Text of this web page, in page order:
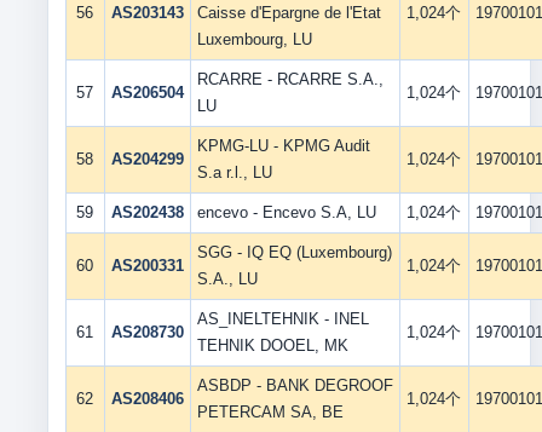
56 AS203143
Caisse d'Epargne de l'Etat
Luxembourg, LU
1,024个 19700101
57 AS206504
RCARRE - RCARRE S.A.,
LU
1,024个 19700101
58 AS204299
KPMG-LU - KPMG Audit
S.a r.l., LU
1,024个 19700101
59 AS202438 encevo - Encevo S.A, LU 1,024个 19700101
60 AS200331
SGG - IQ EQ (Luxembourg)
S.A., LU
1,024个 19700101
61 AS208730
AS_INELTEHNIK - INEL
TEHNIK DOOEL, MK
1,024个 19700101
62 AS208406
ASBDP - BANK DEGROOF
PETERCAM SA, BE
1,024个 19700101